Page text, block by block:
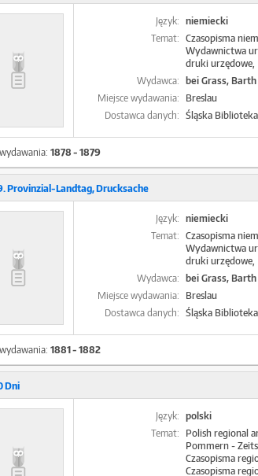
Język: niemiecki
Temat: Czasopisma
Wydawnictwa
druki urzędowe
Wydawca: bei Grass, Barth
Miejsce wydawania:
Breslau
Dostawca danych: Śląska
1878 - 1879
Provinzial-Landtag, Drucksache
Język: niemiecki
Temat: Czasopisma
Wydawnictwa
druki urzędowe
Wydawca: bei Grass, Barth
Miejsce wydawania:
Breslau
Dostawca danych: Śląska
1881 - 1882
Dni
Język: polski
Temat:
Polish regional
Pommern -
Czasopisma
Czasopisma